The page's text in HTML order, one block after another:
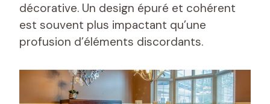
décorative. Un design épuré et cohérent
est souvent plus impactant qu’une
profusion d’éléments discordants.